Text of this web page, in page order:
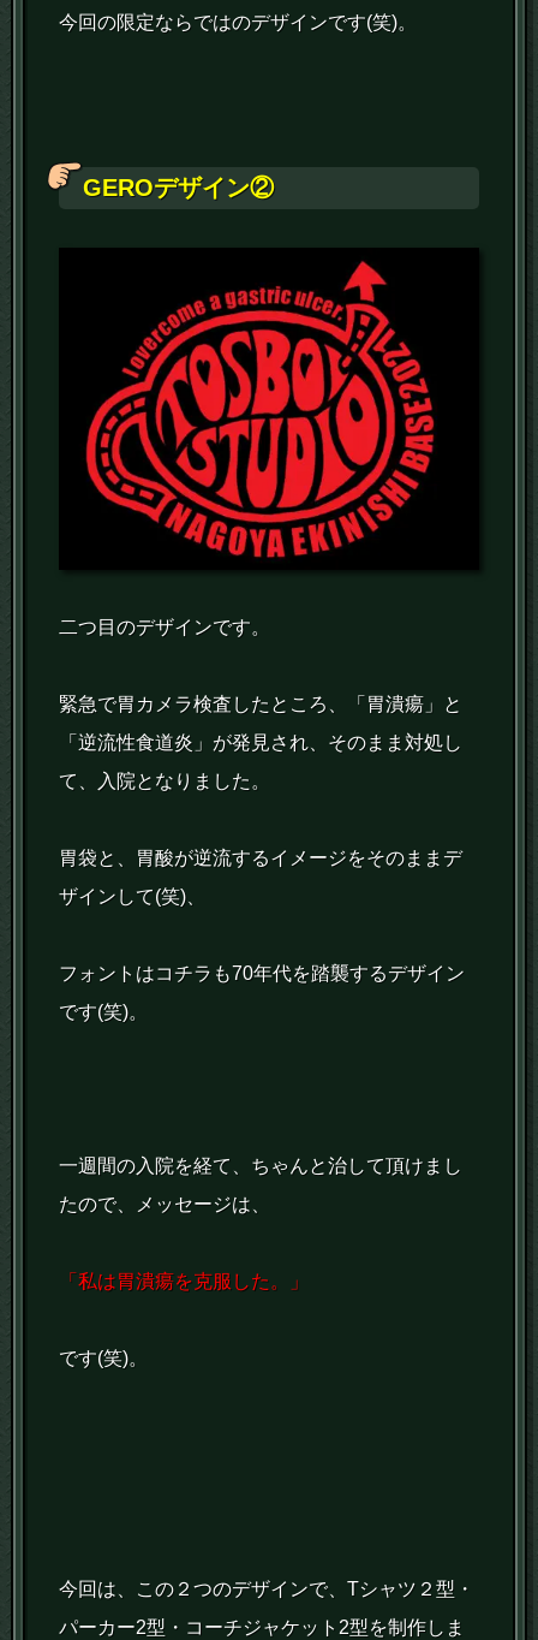
今回の限定ならではのデザインです(笑)。
GEROデザイン②
二つ目のデザインです。
緊急で胃カメラ検査したところ、「胃潰瘍」と
「逆流性食道炎」が発見され、そのまま対処し
て、入院となりました。
胃袋と、胃酸が逆流するイメージをそのままデ
ザインして(笑)、
フォントはコチラも70年代を踏襲するデザイン
です(笑)。
一週間の入院を経て、ちゃんと治して頂けまし
たので、メッセージは、
「私は胃潰瘍を克服した。」
です(笑)。
今回は、この２つのデザインで、Tシャツ２型・
パーカー2型・コーチジャケット2型を制作しま